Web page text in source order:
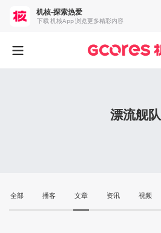
漂流舰队
全部 播客 文章 资讯 视频
机核-探索热爱
下载 机核App 浏览更多精彩内容